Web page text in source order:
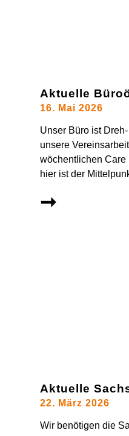
Aktuelle
16. Mai 2026
Unser Büro ist
unsere
wöchentlichen Care
hier ist der
➞
Aktuelle
22. März 2026
Wir benötigen die